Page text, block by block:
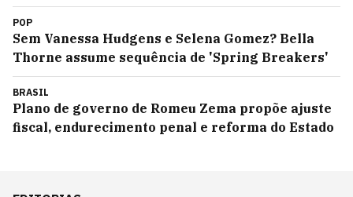
POP
Sem Vanessa Hudgens e Selena Gomez? Bella
Thorne assume sequência de 'Spring Breakers'
BRASIL
Plano de governo de Romeu Zema propõe ajuste
fiscal, endurecimento penal e reforma do Estado